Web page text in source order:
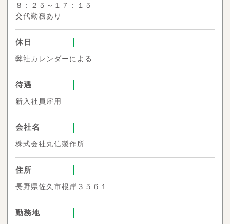
８：２５～１７：１５
交代勤務あり
休日
弊社カレンダーによる
待遇
新入社員雇用
会社名
株式会社丸信製作所
住所
長野県佐久市根岸３５６１
勤務地